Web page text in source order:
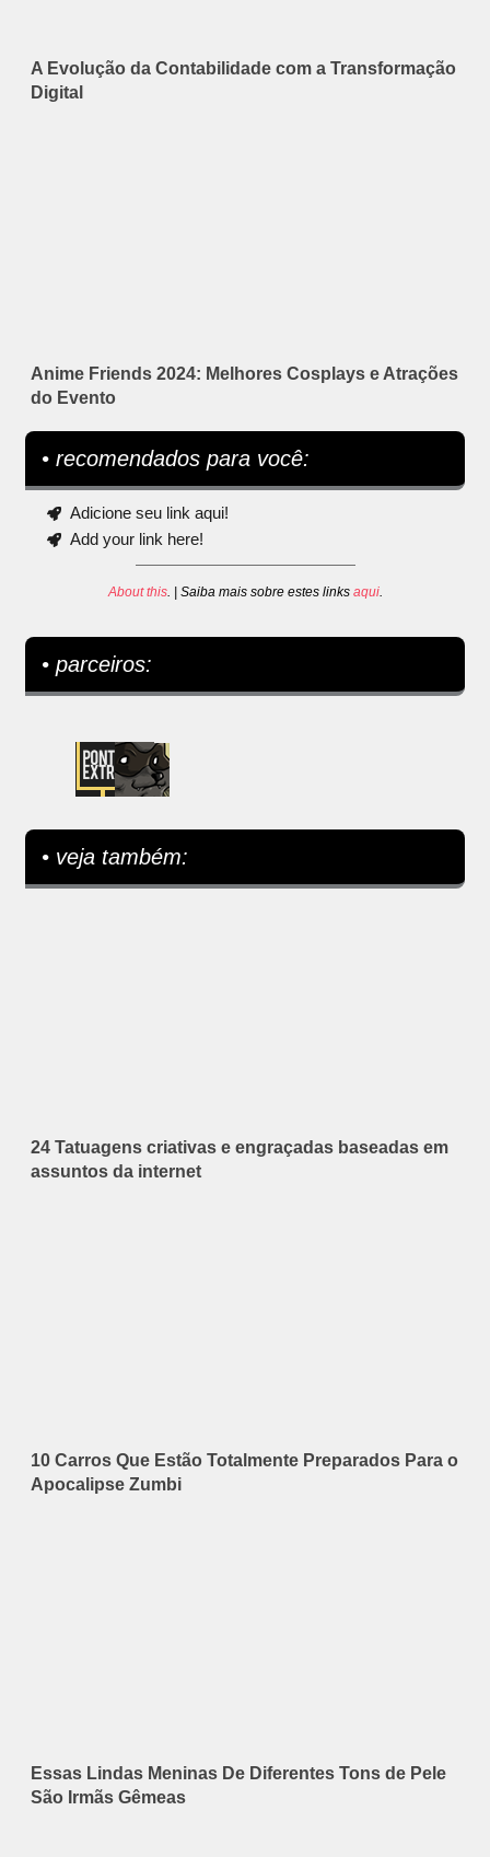
A Evolução da Contabilidade com a Transformação
Digital
Anime Friends 2024: Melhores Cosplays e Atrações
do Evento
• recomendados para você:
Adicione seu link aqui!
Add your link here!
About this. | Saiba mais sobre estes links aqui.
• parceiros:
• veja também:
24 Tatuagens criativas e engraçadas baseadas em
assuntos da internet
10 Carros Que Estão Totalmente Preparados Para o
Apocalipse Zumbi
Essas Lindas Meninas De Diferentes Tons de Pele
São Irmãs Gêmeas